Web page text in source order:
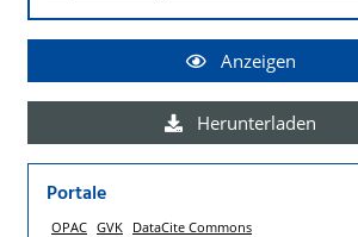
Anzeigen
Herunterladen
Portale
OPAC GVK DataCite Commons